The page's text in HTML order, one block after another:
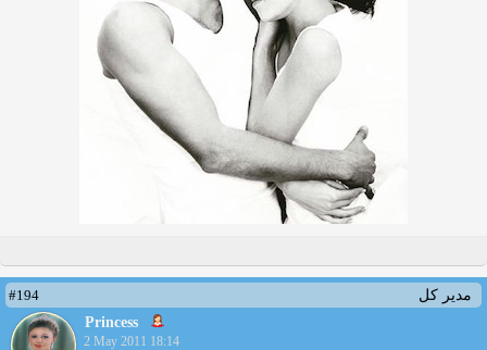
مدیر کل
#194
Princess
2 May 2011 18:14